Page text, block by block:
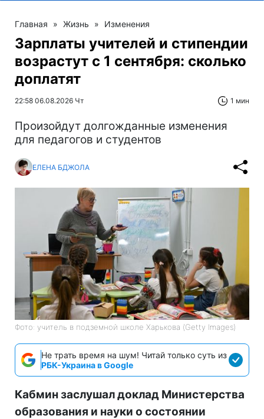
Главная » Жизнь » Изменения
Зарплаты учителей и стипендии
возрастут с 1 сентября: сколько
доплатят
22:58 06.08.2026 Чт 1 мин
Произойдут долгожданные изменения
для педагогов и студентов
ЕЛЕНА БДЖОЛА
Фото: учитель в подземной школе Харькова (Getty Images)
Не трать время на шум! Читай только суть из
РБК-Украина в Google
Кабмин заслушал доклад Министерства
образования и науки о состоянии